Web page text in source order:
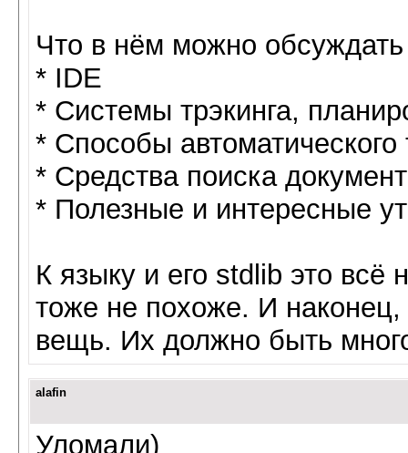
Что в нём можно
* IDE
* Системы трэкинга,
* Способы автоматического
* Средства поиска
* Полезные и интересные
К языку и его stdlib это
тоже не похоже. И
вещь. Их должно быть
alafin
Уломали)